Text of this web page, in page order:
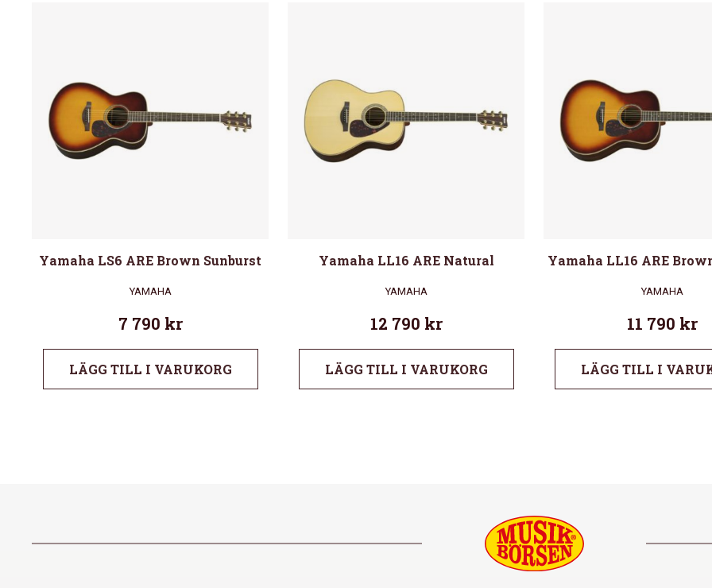
Yamaha LS6 ARE Brown Sunburst
YAMAHA
7 790 kr
LÄGG TILL I VARUKORG
Yamaha LL16 ARE Natural
YAMAHA
12 790 kr
LÄGG TILL I VARUKORG
Yamaha LL16 ARE
YAMAHA
11 790 kr
LÄGG TILL I